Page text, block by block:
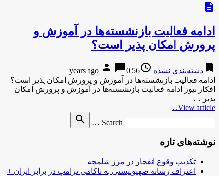
description
ادامه فعالیت بازنشسته‌ها در آموزش و
پرورش امکان پذیر است؟
bookmark دسته‌بندی نشده access_time
56 years ago
person chat_bubble0
ادامه فعالیت بازنشسته‌ها در آموزش و پرورش امکان پذیر است؟
افکار نیوز ادامه فعالیت بازنشسته‌ها در آموزش و پرورش امکان
پذیر …
View article...
Search …
search
نوشته‌های تازه
تکذیب وقوع انفجار در مرز شلمچه
اعتراف رسانه صهیونیستی به ناکامی ترامپ در برابر ایران +